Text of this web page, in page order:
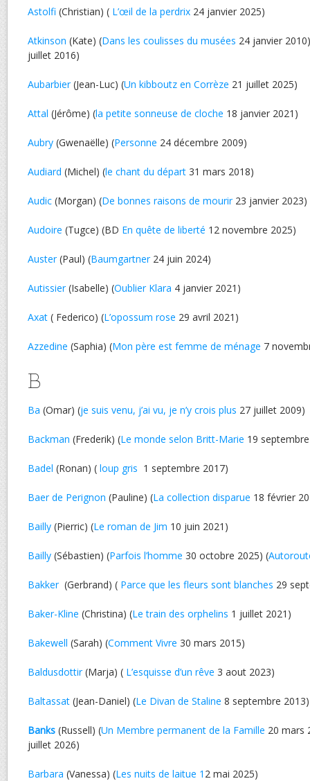
Astolfi (Christian) ( L’œil de la perdrix 24 janvier 2025)
Atkinson (Kate) (Dans les coulisses du musées 24 janvier
juillet 2016)
Aubarbier(Jean-Luc) (Un kibboutz en Corrèze 21 juillet 2025)
Attal (Jérôme) (la petite sonneuse de cloche 18 janvier 2021)
Aubry (Gwenaëlle) (Personne 24 décembre 2009)
Audiard (Michel) (le chant du départ 31 mars 2018)
Audic (Morgan) (De bonnes raisons de mourir23 janvier 2023)
Audoire (Tugce) (BD En quête de liberté 12 novembre 2025)
Auster(Paul) (Baumgartner24 juin 2024)
Autissier(Isabelle) (Oublier Klara 4 janvier 2021)
Axat ( Federico) (L’opossum rose 29 avril 2021)
Azzedine (Saphia) (Mon père est femme de ménage 7
B
Ba (Omar) (je suis venu, j’ai vu, je n’y crois plus 27 juillet 2009)
Backman (Frederik) (Le monde selon Britt-Marie 19
Badel (Ronan) ( loup gris 1 septembre 2017)
Baer de Perignon (Pauline) (La collection disparue 18 février
Bailly (Pierric) (Le roman de Jim 10 juin 2021)
Bailly (Sébastien) (Parfois l’homme 30 octobre 2025) (
Bakker (Gerbrand) ( Parce que les fleurs sont blanches 29
Baker-Kline (Christina) (Le train des orphelins 1 juillet 2021)
Bakewell (Sarah) (Comment Vivre 30 mars 2015)
Baldusdottir(Marja) ( L’esquisse d’un rêve 3 aout 2023)
Baltassat (Jean-Daniel) (Le Divan de Staline 8 septembre 2013)
Banks (Russell) (Un Membre permanent de la Famille 20 mars
juillet 2026)
Barbara (Vanessa) (Les nuits de laitue 1 2 mai 2025)